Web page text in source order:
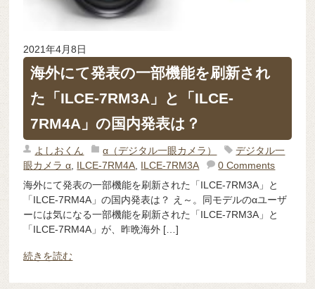
2021年4月8日
海外にて発表の一部機能を刷新され
た「ILCE-7RM3A」と「ILCE-
7RM4A」の国内発表は？
よしおくん α（デジタル一眼カメラ）
デジタル一
眼カメラ α, ILCE-7RM4A, ILCE-7RM3A
0 Comments
海外にて発表の一部機能を刷新された「ILCE-7RM3A」と
「ILCE-7RM4A」の国内発表は？ え～。同モデルのαユーザ
ーには気になる一部機能を刷新された「ILCE-7RM3A」と
「ILCE-7RM4A」が、昨晩海外 […]
続きを読む